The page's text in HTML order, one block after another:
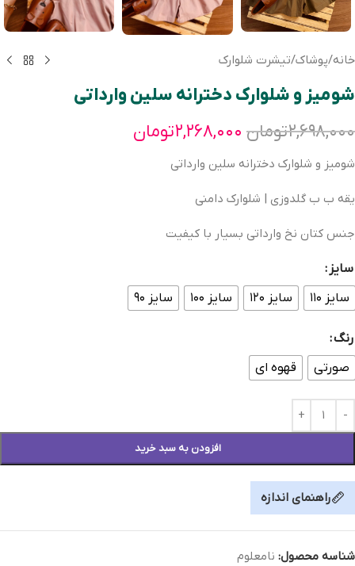
خانه/پوشاک/تیشرت شلوارک
شومیز و شلوارک دخترانه سلین وارداتی
۲,۶۹۸,۰۰۰تومان ۲,۲۶۸,۰۰۰تومان
شومیز و شلوارک دخترانه سلین وارداتی
یقه ب ب گلدوزی | شلوارک دامنی
جنس کتان نخ وارداتی بسیار با کیفیت
سایز
سایز ۱۱۰
سایز ۱۲۰ سایز ۱۰۰ سایز ۹۰
رنگ
صورتی
قهوه ای
افزودن به سبد خرید
راهنمای اندازه
شناسه محصول: نامعلوم